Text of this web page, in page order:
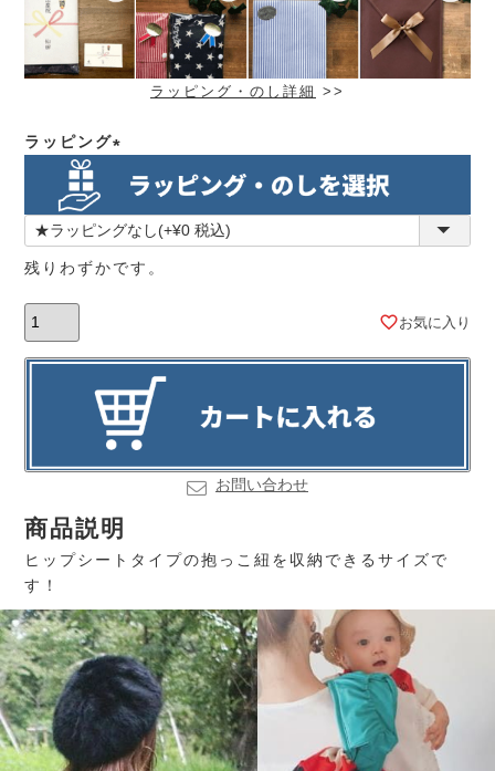
ラッピング・のし詳細 >>
ラッピング
(必
須)
残りわずかです。
お気に入り
お問い合わせ
商品説明
ヒップシートタイプの抱っこ紐を収納できるサイズで
す！